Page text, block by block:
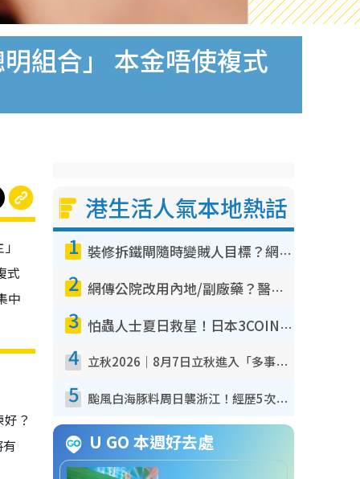
組合」 本金唔使複式
式
中
？
港生活人氣本地熱話
1 裝修拆鐵閘隨時變賊人目標？網民揭2大關鍵用途：裝新式等於白裝？附新舊鐵閘分別
2 網傳公院改用內地/副廠藥？醫生拆解正副廠分別 揭4類人換藥隨時出事
3 怕蟲人士夏日救星！日本3COINS爆紅驅蟲神器$45起 1招「全程免觸碰」輕鬆搞定小強
4 立秋2026｜8月7日立秋進入「多事之秋」 3件事唔做得！專家教6招開運 清枱頭／銀包納氣接好運
5 颱風白海豚料周日襲浙江！經歷5次「眼牆置換」極罕見 成登陸內地最長途颱風
U GO 本週好去處